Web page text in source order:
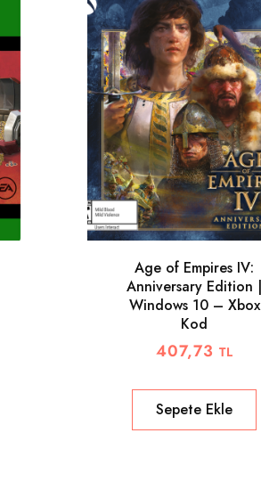
Age of Empires IV:
Anniversary Edition |
Windows 10 – Xbox
Kod
407,73 TL
Sepete Ekle